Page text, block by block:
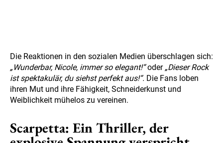
Die Reaktionen in den sozialen Medien überschlagen sich:
„Wunderbar, Nicole, immer so elegant!“oder „Dieser Rock
ist spektakulär, du siehst perfekt aus!“. Die Fans loben
ihren Mut und ihre Fähigkeit, Schneiderkunst und
Weiblichkeit mühelos zu vereinen.
Scarpetta: Ein Thriller, der